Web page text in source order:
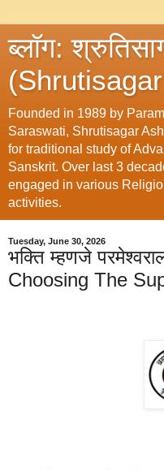
ब्लॉग:
Founded in 1989 by
Saraswati, Shrutisagar
for traditional study of
Sanskrit. Over last 3
engaged in various
activities.
Tuesday, June 30, 2026
भक्ति म्हणजे
Choosing The